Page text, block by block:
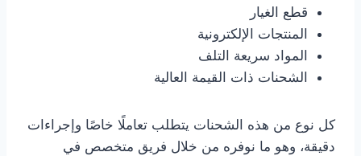
قطع الغيار
المنتجات الإلكترونية
المواد سريعة التلف
الشحنات ذات القيمة العالية
كل نوع من هذه الشحنات يتطلب تعاملًا خاصًا وإجراءات
دقيقة، وهو ما نوفره من خلال فريق متخصص في